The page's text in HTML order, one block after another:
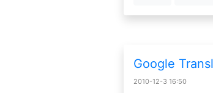
Google
2010-12-3 16:50